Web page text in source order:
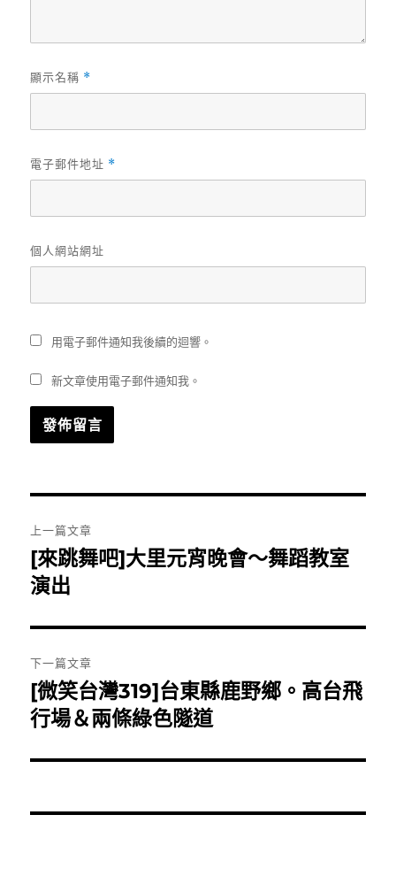
顯示名稱 *
電子郵件地址 *
個人網站網址
用電子郵件通知我後續的迴響。
新文章使用電子郵件通知我。
章
導
覽
上一篇文章
上
一
文
章:
[來跳舞吧]大里元宵晚會～舞蹈教室
演出
下一篇文章
下
一
文
[微笑台灣319]台東縣鹿野鄉。高台飛
行場＆兩條綠色隧道